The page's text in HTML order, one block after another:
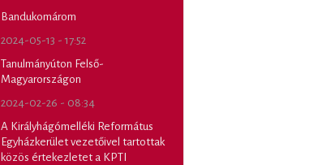
Bandukomárom
2024-05-13 - 17:52
Tanulmányúton Felső-
Magyarországon
2024-02-26 - 08:34
A Királyhágómelléki Református
Egyházkerület vezetőivel tartottak
közös értekezletet a KPTI